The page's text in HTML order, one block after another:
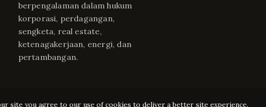
berpengalaman dalam hukum
korporasi, perdagangan,
sengketa, real estate,
ketenagakerjaan, energi, dan
pertambangan.
Copyright © Regulasip 2026. All rights reserved.
site you agree to our use of cookies to deliver a better site experience.